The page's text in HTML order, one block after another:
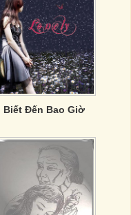
Biết Đến Bao Giờ